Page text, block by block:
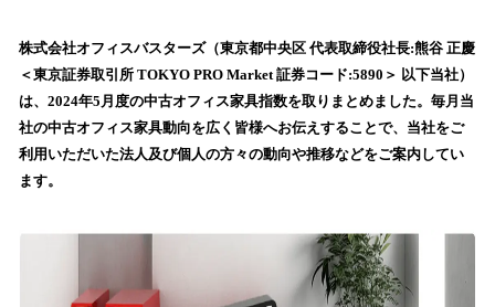
！
数
を
読
込
み
で
株式会社オフィスバスターズ（東京都中央区 代表取締役社長:熊谷 正慶
＜東京証券取引所 TOKYO PRO Market 証券コード:5890＞ 以下当社）
は、2024年5月度の中古オフィス家具指数を取りまとめました。毎月当
社の中古オフィス家具動向を広く皆様へお伝えすることで、当社をご
利用いただいた法人及び個人の方々の動向や推移などをご案内してい
ます。